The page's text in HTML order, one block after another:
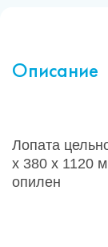
Описание
Лопата
х 380 х 1120
опилен